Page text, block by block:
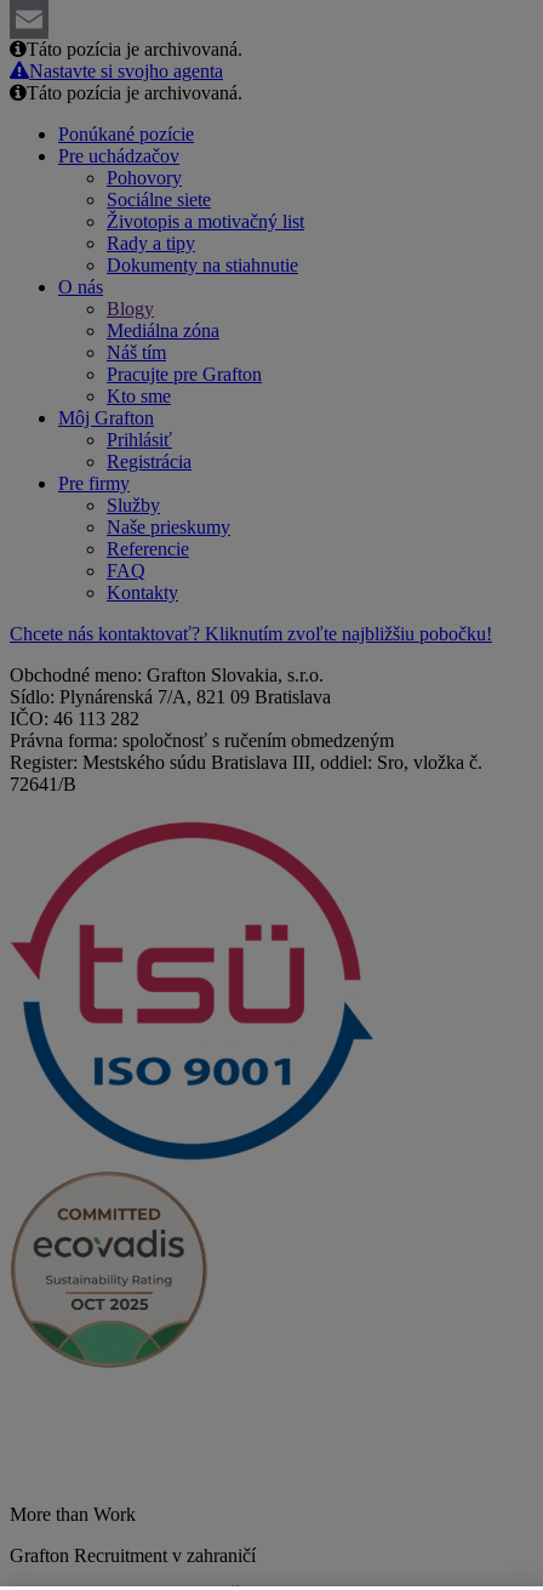
LinkedIn
Email
Táto pozícia je archivovaná.
Nastavte si svojho agenta
Táto pozícia je archivovaná.
Ponúkané pozície
Pre uchádzačov
Pohovory
Sociálne siete
Životopis a motivačný list
Rady a tipy
Dokumenty na stiahnutie
O nás
Blogy
Mediálna zóna
Náš tím
Pracujte pre Grafton
Kto sme
Môj Grafton
Prihlásiť
Registrácia
Pre firmy
Služby
Naše prieskumy
Referencie
FAQ
Kontakty
Chcete nás kontaktovať? Kliknutím zvoľte najbližšiu pobočku!
Obchodné meno: Grafton Slovakia, s.r.o.
Sídlo: Plynárenská 7/A, 821 09 Bratislava
IČO: 46 113 282
Právna forma: spoločnosť s ručením obmedzeným
Register: Mestského súdu Bratislava III, oddiel: Sro, vložka č.
72641/B
More than Work
Grafton Recruitment v zahraničí